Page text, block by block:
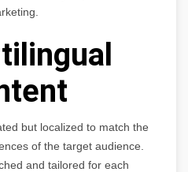
but localized to match the
of the target audience.
and tailored for each